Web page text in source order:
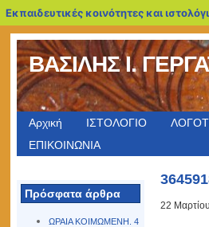
Εκπαιδευτικές κοινότητες και
ΒΑΣΙΛΗΣ Ι.
Αρχική ΙΣΤΟΛΟΓΙΟ
ΕΠΙΚΟΙΝΩΝΙΑ
Πρόσφατα άρθρα
ΩΡΑΙΑ ΚΟΙΜΩΜΕΝΗ. 4
22